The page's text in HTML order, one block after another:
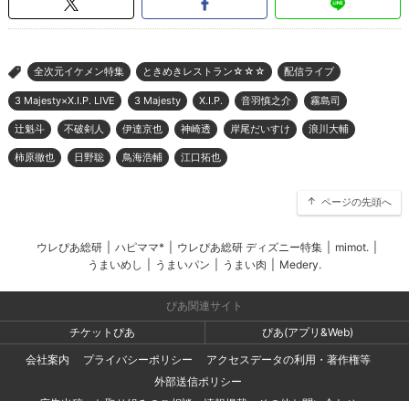
> 全次元イケメン特集 ときめきレストラン☆☆☆ 配信ライブ
3 Majesty×X.I.P. LIVE 3 Majesty X.I.P. 音羽慎之介 霧島司
辻魁斗 不破剣人 伊達京也 神崎透 岸尾だいすけ 浪川大輔
柿原徹也 日野聡 鳥海浩輔 江口拓也
ページの先頭へ
ウレぴあ総研 ハピママ* ウレぴあ総研 ディズニー特集 mimot.
うまいめし
うまいパン うまい肉 Medery.
ぴあ関連サイト
チケットぴあ
ぴあ(アプリ&Web)
会社案内
プライバシーポリシー
アクセスデータの利用・著作権等
外部送信ポリシー